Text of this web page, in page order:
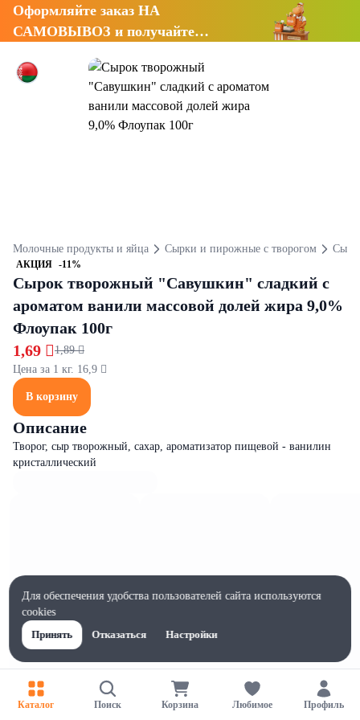
Оформляйте заказ НА
САМОВЫВОЗ и получайте
Молочные продукты и яйца Сырки и пирожные с творогом
АКЦИЯ -11%
Сырок творожный "Савушкин" сладкий с
ароматом ванили массовой долей жира 9,0%
Флоупак 100г
1,69 1,89 
Цена за 1 кг. 16,9 
В корзину
Описание
Творог, сыр творожный, сахар, ароматизатор пищевой - ванилин
кристаллический
Каталог Поиск Корзина Любимое Профиль
Для обеспечения удобства пользователей сайта используются
cookies
Принять
Отказаться Настройки